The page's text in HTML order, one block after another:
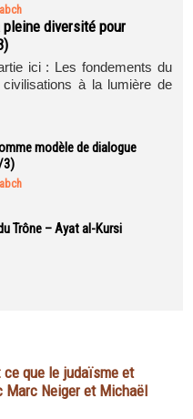
pleine diversité pour
ici : Les fondements du
à la lumière de
modèle de dialogue
3)
Trône – Ayat al-Kursi
ce que le judaïsme et
Marc Neiger et Michaël